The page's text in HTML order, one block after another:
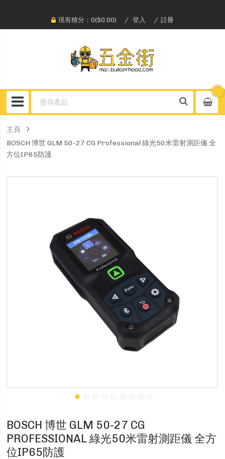
現有積分：0($0.00) 登入 註冊
主頁
BOSCH 博世 GLM 50-27 CG Professional 綠光50米雷射測距儀 全
方位IP65防護
BOSCH 博世 GLM 50-27 CG
PROFESSIONAL 綠光50米雷射測距儀 全方
位IP65防護